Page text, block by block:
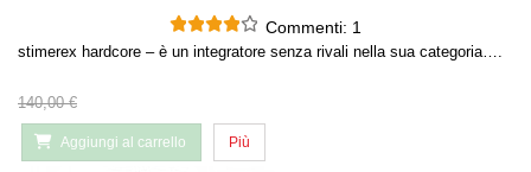
Commenti: 1
stimerex hardcore – è un integratore senza rivali nella sua categoria….
140,00 €
Aggiungi al carrello Più